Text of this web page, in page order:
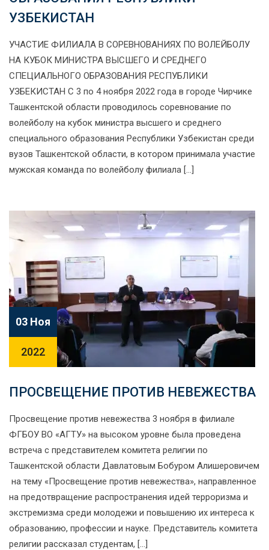
УЗБЕКИСТАН
УЧАСТИЕ ФИЛИАЛА В СОРЕВНОВАНИЯХ ПО ВОЛЕЙБОЛУ
НА КУБОК МИНИСТРА ВЫСШЕГО И СРЕДНЕГО
СПЕЦИАЛЬНОГО ОБРАЗОВАНИЯ РЕСПУБЛИКИ
УЗБЕКИСТАН С 3 по 4 ноября 2022 года в городе Чирчике
Ташкентской области проводилось соревнование по
волейболу на кубок министра высшего и среднего
специального образования Республики Узбекистан среди
вузов Ташкентской области, в котором принимала участие
мужская команда по волейболу филиала […]
03 Ноя
2022
ПРОСВЕЩЕНИЕ ПРОТИВ НЕВЕЖЕСТВА
Просвещение против невежества 3 ноября в филиале
ФГБОУ ВО «АГТУ» на высоком уровне была проведена
встреча с представителем комитета религии по
Ташкентской области Давлатовым Бобуром Алишеровичем
на тему «Просвещение против невежества», направленное
на предотвращение распространения идей терроризма и
экстремизма среди молодежи и повышению их интереса к
образованию, профессии и науке. Представитель комитета
религии рассказал студентам, […]